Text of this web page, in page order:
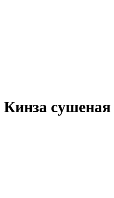
Кинза сушеная